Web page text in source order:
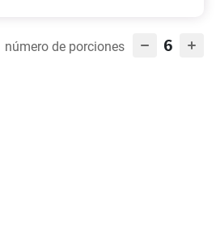
número de porciones 6